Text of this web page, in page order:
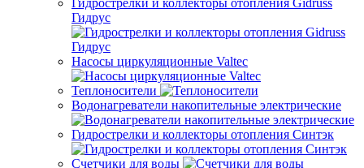
Гидрострелки и коллекторы отопления Gidruss
Гидрус
Насосы циркуляционные Valtec
Теплоносители
Водонагреватели накопительные электрические
Гидрострелки и коллекторы отопления Синтэк
Счетчики для воды